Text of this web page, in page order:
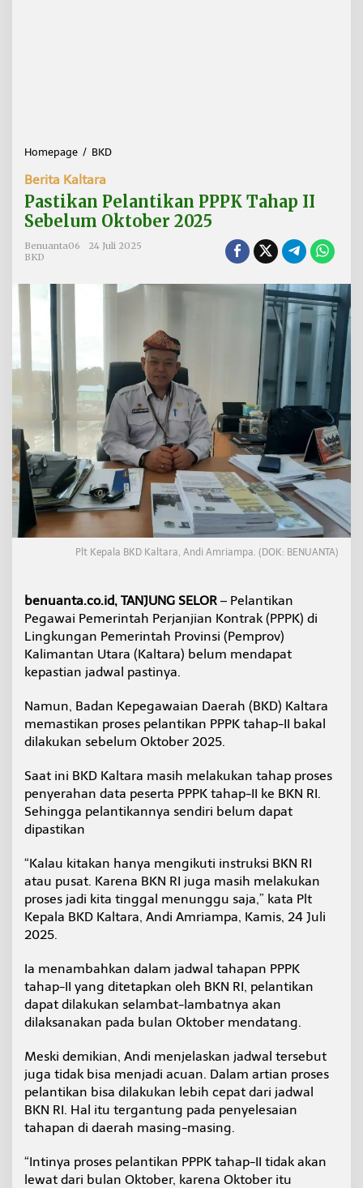
Homepage / BKD
t
i
k
a
e
n
P
P
K
T
a
h
I
b
e
l
m
O
t
o
b
e
2
0
2
Berita Kaltara
Pastikan Pelantikan PPPK Tahap II
Sebelum Oktober 2025
Benuanta06
24 Juli 2025
BKD
Plt Kepala BKD Kaltara, Andi Amriampa. (DOK: BENUANTA)
benuanta.co.id, TANJUNG SELOR – Pelantikan
Pegawai Pemerintah Perjanjian Kontrak (PPPK) di
Lingkungan Pemerintah Provinsi (Pemprov)
Kalimantan Utara (Kaltara) belum mendapat
kepastian jadwal pastinya.
Namun, Badan Kepegawaian Daerah (BKD) Kaltara
memastikan proses pelantikan PPPK tahap-II bakal
dilakukan sebelum Oktober 2025.
Saat ini BKD Kaltara masih melakukan tahap proses
penyerahan data peserta PPPK tahap-II ke BKN RI.
Sehingga pelantikannya sendiri belum dapat
dipastikan
“Kalau kitakan hanya mengikuti instruksi BKN RI
atau pusat. Karena BKN RI juga masih melakukan
proses jadi kita tinggal menunggu saja,” kata Plt
Kepala BKD Kaltara, Andi Amriampa, Kamis, 24 Juli
2025.
Ia menambahkan dalam jadwal tahapan PPPK
tahap-II yang ditetapkan oleh BKN RI, pelantikan
dapat dilakukan selambat-lambatnya akan
dilaksanakan pada bulan Oktober mendatang.
Meski demikian, Andi menjelaskan jadwal tersebut
juga tidak bisa menjadi acuan. Dalam artian proses
pelantikan bisa dilakukan lebih cepat dari jadwal
BKN RI. Hal itu tergantung pada penyelesaian
tahapan di daerah masing-masing.
“Intinya proses pelantikan PPPK tahap-II tidak akan
lewat dari bulan Oktober, karena Oktober itu